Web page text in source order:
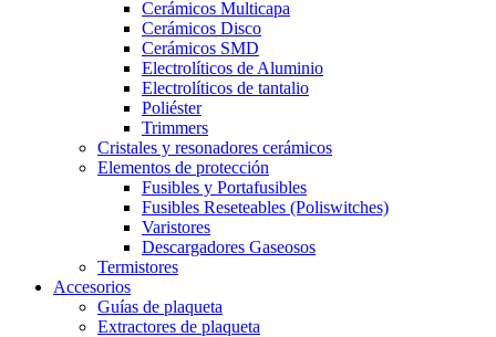
Cerámicos Multicapa
Cerámicos Disco
Cerámicos SMD
Electrolíticos de Aluminio
Electrolíticos de tantalio
Poliéster
Trimmers
Cristales y resonadores cerámicos
Elementos de protección
Fusibles y Portafusibles
Fusibles Reseteables (Poliswitches)
Varistores
Descargadores Gaseosos
Termistores
Accesorios
Guías de plaqueta
Extractores de plaqueta